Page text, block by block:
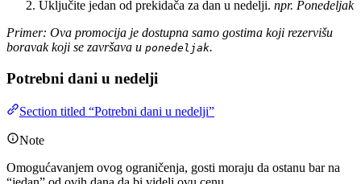
Uključite jedan od prekidača za dan u nedelji. npr. Ponedeljak
Primer: Ova promocija je dostupna samo gostima koji rezervišu
boravak koji se završava u ponedeljak.
Potrebni dani u nedelji
Section titled “Potrebni dani u nedelji”
Note
Omogućavanjem ovog ograničenja, gosti moraju da ostanu bar na